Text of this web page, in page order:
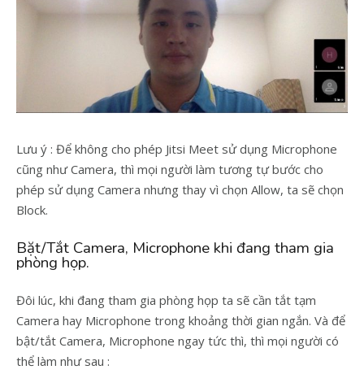
Lưu ý : Để không cho phép Jitsi Meet sử dụng Microphone
cũng như Camera, thì mọi người làm tương tự bước cho
phép sử dụng Camera nhưng thay vì chọn Allow, ta sẽ chọn
Block.
Bặt/Tắt Camera, Microphone khi đang tham gia
phòng họp.
Đôi lúc, khi đang tham gia phòng họp ta sẽ cần tắt tạm
Camera hay Microphone trong khoảng thời gian ngắn. Và để
bật/tắt Camera, Microphone ngay tức thì, thì mọi người có
thể làm như sau :